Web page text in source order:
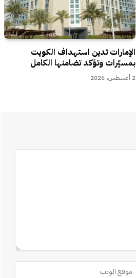
الإمارات تدين استهداف الكويت
بمسيّرات وتؤكد تضامنها الكامل
2 أغسطس، 2026